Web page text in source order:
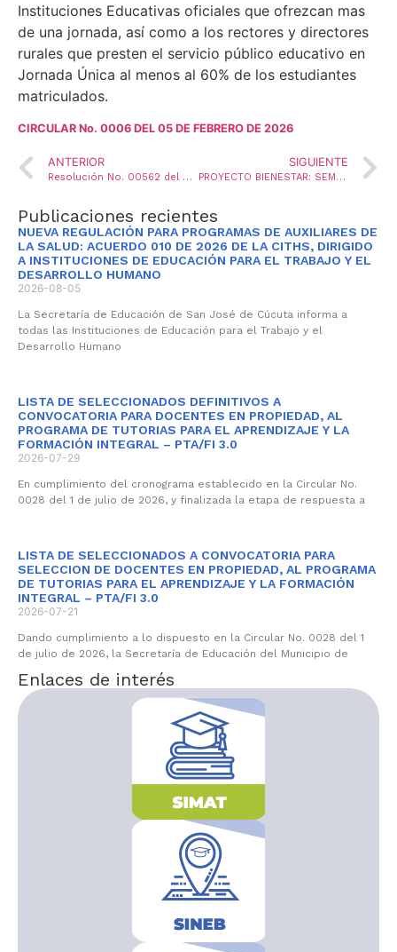
Instituciones Educativas oficiales que ofrezcan mas
de una jornada, así como a los rectores y directores
rurales que presten el servicio público educativo en
Jornada Única al menos al 60% de los estudiantes
matriculados.
CIRCULAR No. 0006 DEL 05 DE FEBRERO DE 2026
ANTERIOR
Resolución No. 00562 del 03 de Febrero de 2026
SIGUIENTE
PROYECTO BIENESTAR: SEMANA 2 AL 6 DE FEBRERO DE 2026
Publicaciones recientes
NUEVA REGULACIÓN PARA PROGRAMAS DE AUXILIARES DE
LA SALUD: ACUERDO 010 DE 2026 DE LA CITHS, DIRIGIDO
A INSTITUCIONES DE EDUCACIÓN PARA EL TRABAJO Y EL
DESARROLLO HUMANO
2026-08-05
La Secretaría de Educación de San José de Cúcuta informa a
todas las Instituciones de Educación para el Trabajo y el
Desarrollo Humano
LISTA DE SELECCIONADOS DEFINITIVOS A
CONVOCATORIA PARA DOCENTES EN PROPIEDAD, AL
PROGRAMA DE TUTORIAS PARA EL APRENDIZAJE Y LA
FORMACIÓN INTEGRAL – PTA/FI 3.0
2026-07-29
En cumplimiento del cronograma establecido en la Circular No.
0028 del 1 de julio de 2026, y finalizada la etapa de respuesta a
LISTA DE SELECCIONADOS A CONVOCATORIA PARA
SELECCION DE DOCENTES EN PROPIEDAD, AL PROGRAMA
DE TUTORIAS PARA EL APRENDIZAJE Y LA FORMACIÓN
INTEGRAL – PTA/FI 3.0
2026-07-21
Dando cumplimiento a lo dispuesto en la Circular No. 0028 del 1
de julio de 2026, la Secretaría de Educación del Municipio de
Enlaces de interés